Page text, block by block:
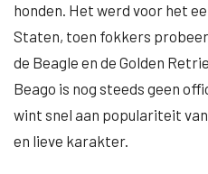
honden. Het werd voor het
Staten, toen fokkers
de Beagle en de Golden
Beago is nog steeds geen
wint snel aan populariteit
en lieve karakter.